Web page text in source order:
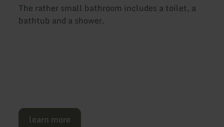
The rather small bathroom includes a toilet, a
bathtub and a shower.
learn more